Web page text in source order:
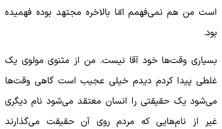
من هم نمی‌فهمم امّا بالاخره مجتهد بوده فهمیده
وقت‌ها خود آقا نیست. من از مثنوی مولوی یک
پیدا کردم دیدم خیلی عجیب است گاهی وقت‌ها
یک حقیقتی را انسان معتقد می‌شود نام دیگری
از نام‌هایی که مردم روی آن حقیقت می‌گذارند